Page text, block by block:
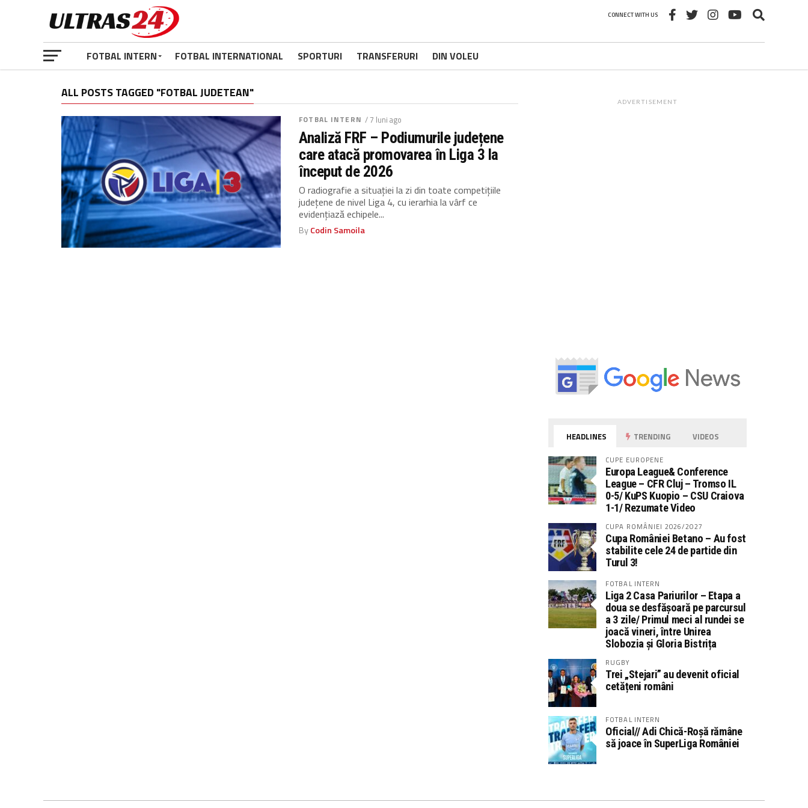
CONNECT WITH US
FOTBAL INTERN FOTBAL INTERNATIONAL SPORTURI TRANSFERURI DIN VOLEU
ALL POSTS TAGGED "FOTBAL JUDETEAN"
FOTBAL INTERN / 7 luni ago
Analiză FRF – Podiumurile județene
care atacă promovarea în Liga 3 la
început de 2026
O radiografie a situației la zi din toate competițiile
județene de nivel Liga 4, cu ierarhia la vârf ce
evidențiază echipele...
ByCodin Samoila
ADVERTISEMENT
HEADLINES TRENDING VIDEOS
CUPE EUROPENE
Europa League& Conference
League – CFR Cluj – Tromso IL
0-5/ KuPS Kuopio – CSU Craiova
1-1/ Rezumate Video
CUPA ROMÂNIEI 2026/2027
Cupa României Betano – Au fost
stabilite cele 24 de partide din
Turul 3!
FOTBAL INTERN
Liga 2 Casa Pariurilor – Etapa a
doua se desfășoară pe parcursul
a 3 zile/ Primul meci al rundei se
joacă vineri, între Unirea
Slobozia și Gloria Bistrița
RUGBY
Trei „Stejari” au devenit oficial
cetățeni români
FOTBAL INTERN
Oficial// Adi Chică-Roșă rămâne
să joace în SuperLiga României